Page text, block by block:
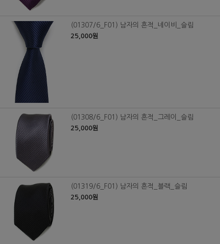
(01307/6_F01) 남자의 흔적_네이비_슬림
25,000원
(01308/6_F01) 남자의 흔적_그레이_슬림
25,000원
(01319/6_F01) 남자의 흔적_블랙_슬림
25,000원